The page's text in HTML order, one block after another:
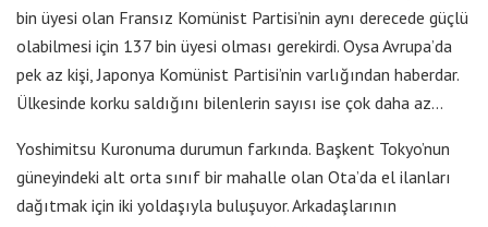
bin üyesi olan Fransız Komünist Partisi’nin aynı derecede güçlü
olabilmesi için 137 bin üyesi olması gerekirdi. Oysa Avrupa’da
pek az kişi, Japonya Komünist Partisi’nin varlığından haberdar.
Ülkesinde korku saldığını bilenlerin sayısı ise çok daha az…
Yoshimitsu Kuronuma durumun farkında. Başkent Tokyo’nun
güneyindeki alt orta sınıf bir mahalle olan Ota’da el ilanları
dağıtmak için iki yoldaşıyla buluşuyor. Arkadaşlarının